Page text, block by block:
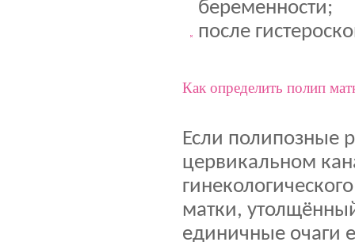
беременности;
после
Как определить полип
Если полипозные
цервикальном
матки,
единичные очаги